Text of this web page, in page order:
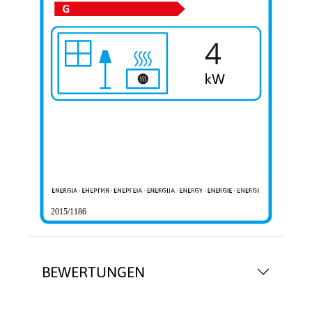
BEWERTUNGEN
2015/1186
4